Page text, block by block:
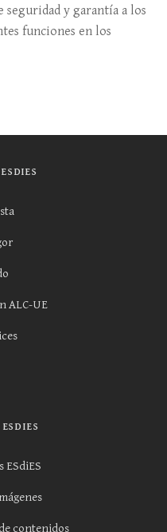
seguridad y garantía a los
funciones en los
ALC-UE
ESdiES
contenidos